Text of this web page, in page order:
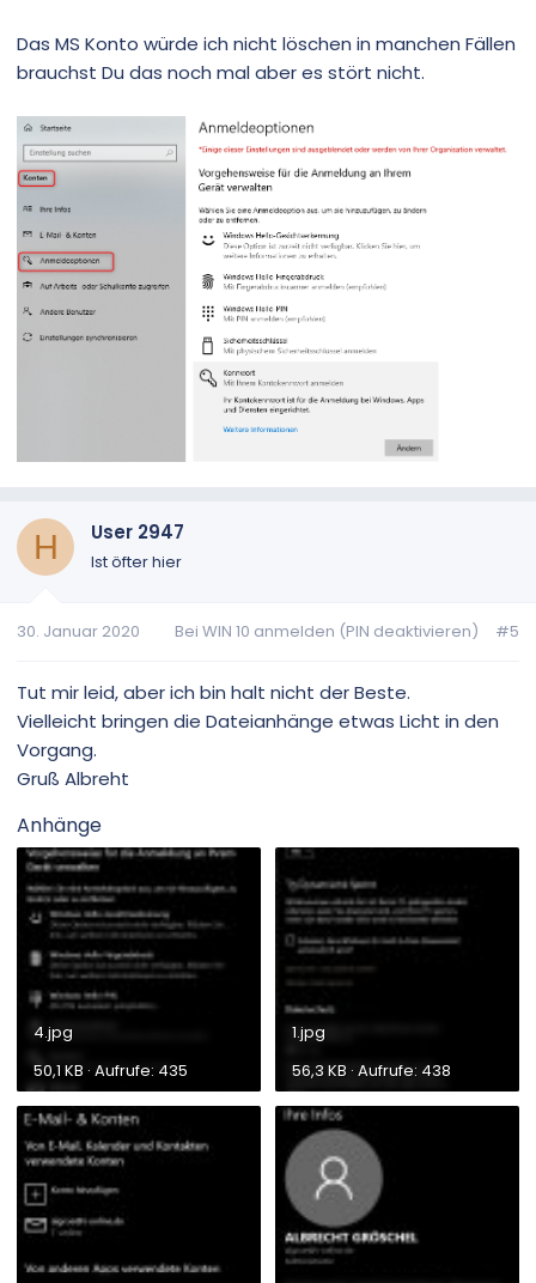
Das MS Konto würde ich nicht löschen in manchen Fällen
brauchst Du das noch mal aber es stört nicht.
H User 2947
Ist öfter hier
30. Januar 2020 Bei WIN 10 anmelden (PIN deaktivieren) #5
Tut mir leid, aber ich bin halt nicht der Beste.
Vielleicht bringen die Dateianhänge etwas Licht in den
Vorgang.
Gruß Albreht
Anhänge
4.jpg
50,1 KB · Aufrufe: 435
1.jpg
56,3 KB · Aufrufe: 438